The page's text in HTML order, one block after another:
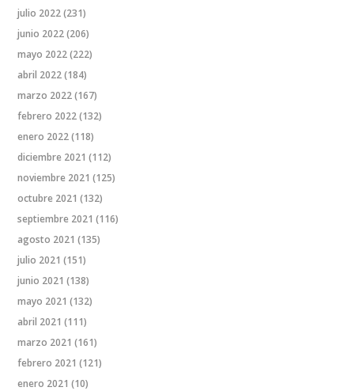
julio 2022(231)
junio 2022(206)
mayo 2022(222)
abril 2022(184)
marzo 2022(167)
febrero 2022(132)
enero 2022(118)
diciembre 2021 (112)
noviembre 2021 (125)
octubre 2021 (132)
septiembre 2021 (116)
agosto 2021 (135)
julio 2021 (151)
junio 2021 (138)
mayo 2021 (132)
abril 2021 (111)
marzo 2021 (161)
febrero 2021 (121)
enero 2021 (10)